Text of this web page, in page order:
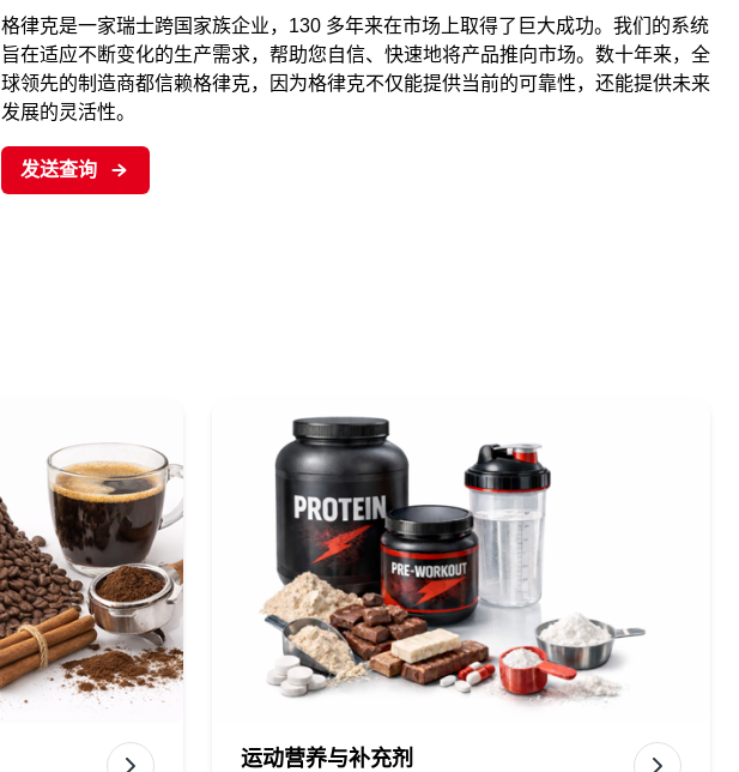
格律克是一家瑞士跨国家族企业，130 多年来在市场上取得了巨大成功。我们的系统
旨在适应不断变化的生产需求，帮助您自信、快速地将产品推向市场。数十年来，全
球领先的制造商都信赖格律克，因为格律克不仅能提供当前的可靠性，还能提供未来
发展的灵活性。
发送查询
运动营养与补充剂